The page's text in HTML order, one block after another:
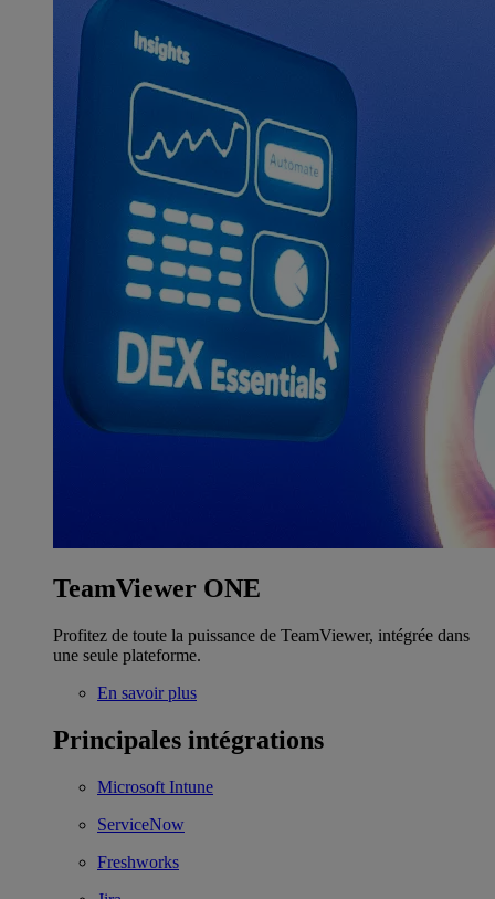
TeamViewer ONE
Profitez de toute la puissance de TeamViewer, intégrée dans
une seule plateforme.
En savoir plus
Principales intégrations
Microsoft Intune
ServiceNow
Freshworks